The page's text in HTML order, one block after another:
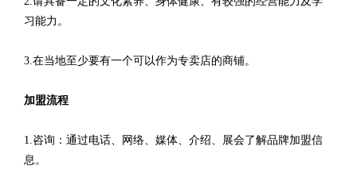
习能力。
3.在当地至少要有一个可以作为专卖店的商铺。
加盟流程
1.咨询：通过电话、网络、媒体、介绍、展会了解品牌加盟信
息。